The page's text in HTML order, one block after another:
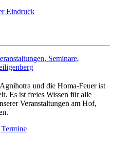
Eindruck
und die Homa-Feuer ist
Es ist freies Wissen für alle
Veranstaltungen am Hof,